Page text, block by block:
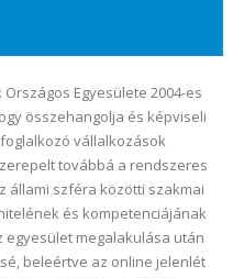
Egyesülete 2004-es
összehangolja és képviseli
vállalkozások
továbbá a rendszeres
állami szféra közötti szakmai
és kompetenciájának
egyesület megalakulása után
beleértve az online jelenlét